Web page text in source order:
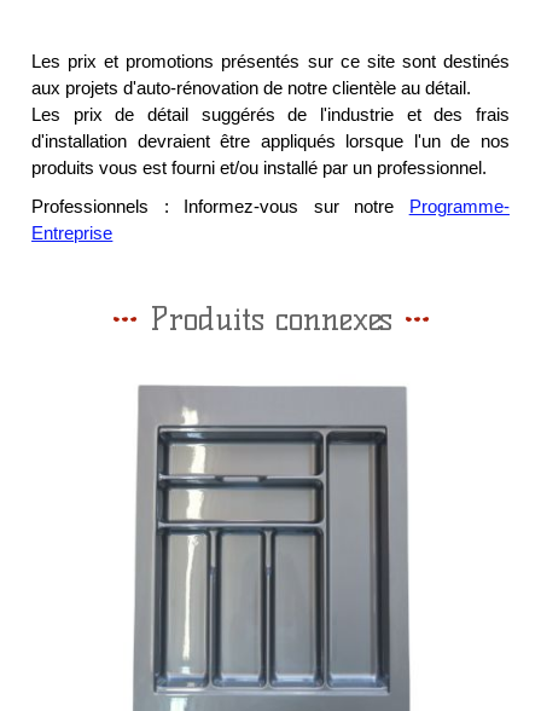
Les prix et promotions présentés sur ce site sont destinés
aux projets d'auto-rénovation de notre clientèle au détail.
Les prix de détail suggérés de l'industrie et des frais
d'installation devraient être appliqués lorsque l'un de nos
produits vous est fourni et/ou installé par un professionnel.
Professionnels : Informez-vous sur notre
Programme-
Entreprise
Produits connexes